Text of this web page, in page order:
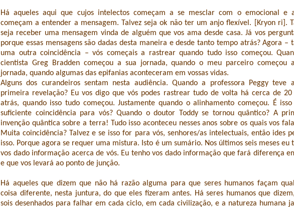
Há aqueles aqui que cujos intelectos começam a se mesclar com o emocional e
começam a entender a mensagem. Talvez seja ok não ter um anjo flexível. [Kryon ri].
seja receber uma mensagem vinda de alguém que vos ama desde casa. Já vos
porque essas mensagens são dadas desta maneira e desde tanto tempo atrás? Agora –
uma outra coincidência – vós começais a rastrear quando tudo isso começou.
cientista Greg Bradden começou a sua jornada, quando o meu parceiro começou
jornada, quando algumas das epifanias aconteceram em vossas vidas.
Alguns dos curandeiros sentam nesta audiência. Quando a professora Peggy teve
primeira revelação? Eu vos digo que vós podes rastrear tudo de volta há cerca de 20
atrás, quando isso tudo começou. Justamente quando o alinhamento começou. É
suficiente coincidência para vós? Quando o doutor Toddy se tornou quântico? A
invenção quântica sobre a terra! Tudo isso aconteceu nesses anos sobre os quais vos
Muita coincidência? Talvez e se isso for para vós, senhores/as intelectuais, então ides
isso. Porque agora se requer uma mistura. Isto é um sumário. Nos últimos seis meses eu
vos dado informação acerca de vós. Eu tenho vos dado informação que fará diferença
e que vos levará ao ponto de junção.
Há aqueles que dizem que não há razão alguma para que seres humanos façam
coisa diferente, nesta juntura, do que eles fizeram antes. Há seres humanos que dizem,
sois desenhados para falhar em cada ciclo, em cada civilização, e a natureza humana